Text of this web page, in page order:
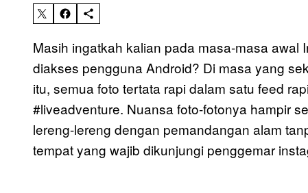
Masih ingatkah kalian pada masa-masa
diakses pengguna Android? Di masa yang
itu, semua foto tertata rapi dalam satu feed
#liveadventure. Nuansa foto-fotonya hampir
lereng-lereng dengan pemandangan alam
tempat yang wajib dikunjungi penggemar